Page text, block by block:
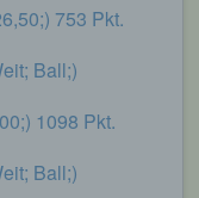
753 Pkt.
Ball;)
1098 Pkt.
Ball;)